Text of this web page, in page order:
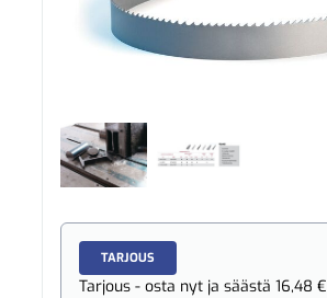
TARJOUS
Tarjous - osta nyt ja säästä 16,48 €